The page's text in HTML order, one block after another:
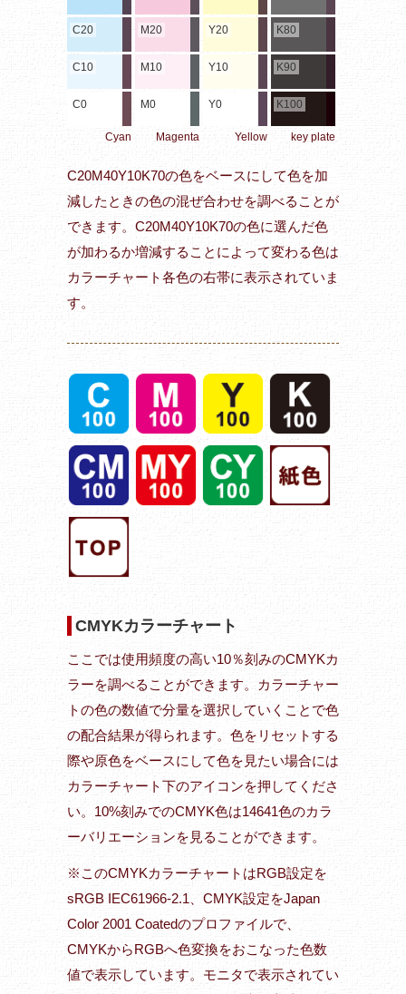
C20
C10
C0
Cyan
M20
M10
M0
Magenta
Y20
Y10
Y0
Yellow
K80
K90
K100
key plate
C20M40Y10K70の色をベースにして色を加
減したときの色の混ぜ合わせを調べることが
できます。C20M40Y10K70の色に選んだ色
が加わるか増減することによって変わる色は
カラーチャート各色の右帯に表示されていま
す。
CMYKカラーチャート
ここでは使用頻度の高い10％刻みのCMYKカ
ラーを調べることができます。カラーチャー
トの色の数値で分量を選択していくことで色
の配合結果が得られます。色をリセットする
際や原色をベースにして色を見たい場合には
カラーチャート下のアイコンを押してくださ
い。10%刻みでのCMYK色は14641色のカラ
ーバリエーションを見ることができます。
※このCMYKカラーチャートはRGB設定を
sRGB IEC61966-2.1、CMYK設定をJapan
Color 2001 Coatedのプロファイルで、
CMYKからRGBへ色変換をおこなった色数
値で表示しています。モニタで表示されてい